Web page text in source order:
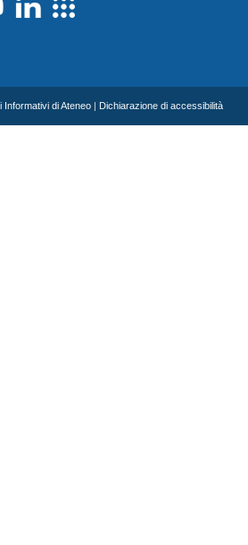
Informativi di Ateneo Dichiarazione di accessibilità